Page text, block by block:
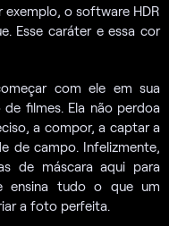
exemplo, o software HDR
Esse caráter e essa cor
com ele em sua
filmes. Ela não perdoa
a compor, a captar a
de campo. Infelizmente,
de máscara aqui para
ensina tudo o que um
a foto perfeita.